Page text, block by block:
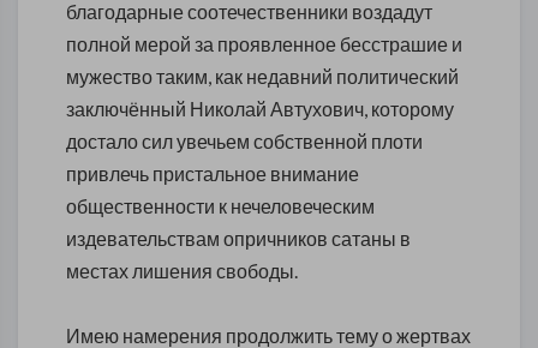
благодарные соотечественники воздадут
полной мерой за проявленное бесстрашие и
мужество таким, как недавний политический
заключённый Николай Автухович, которому
достало сил увечьем собственной плоти
привлечь пристальное внимание
общественности к нечеловеческим
издевательствам опричников сатаны в
местах лишения свободы.
Имею намерения продолжить тему о жертвах